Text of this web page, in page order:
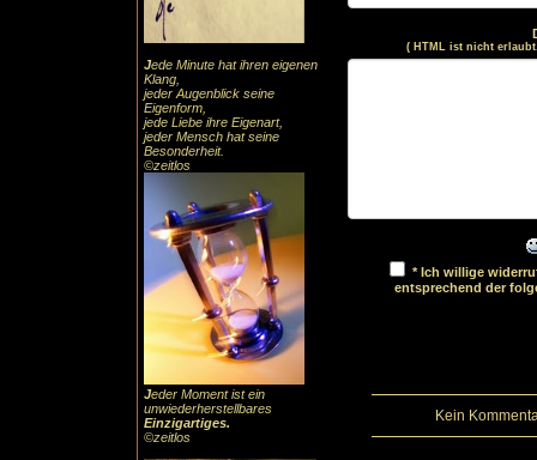
Jede Minute hat ihren eigenen
Klang,
jeder Augenblick seine
Eigenform,
jede Liebe ihre Eigenart,
jeder Mensch hat seine
Besonderheit.
©zeitlos
Jeder Moment ist ein
unwiederherstellbares
Einzigartiges.
©zeitlos
( HTML ist nicht
* Ich willige
entsprechend der
Kein